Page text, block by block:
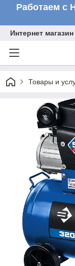
Работаем с
Интернет
Товары и